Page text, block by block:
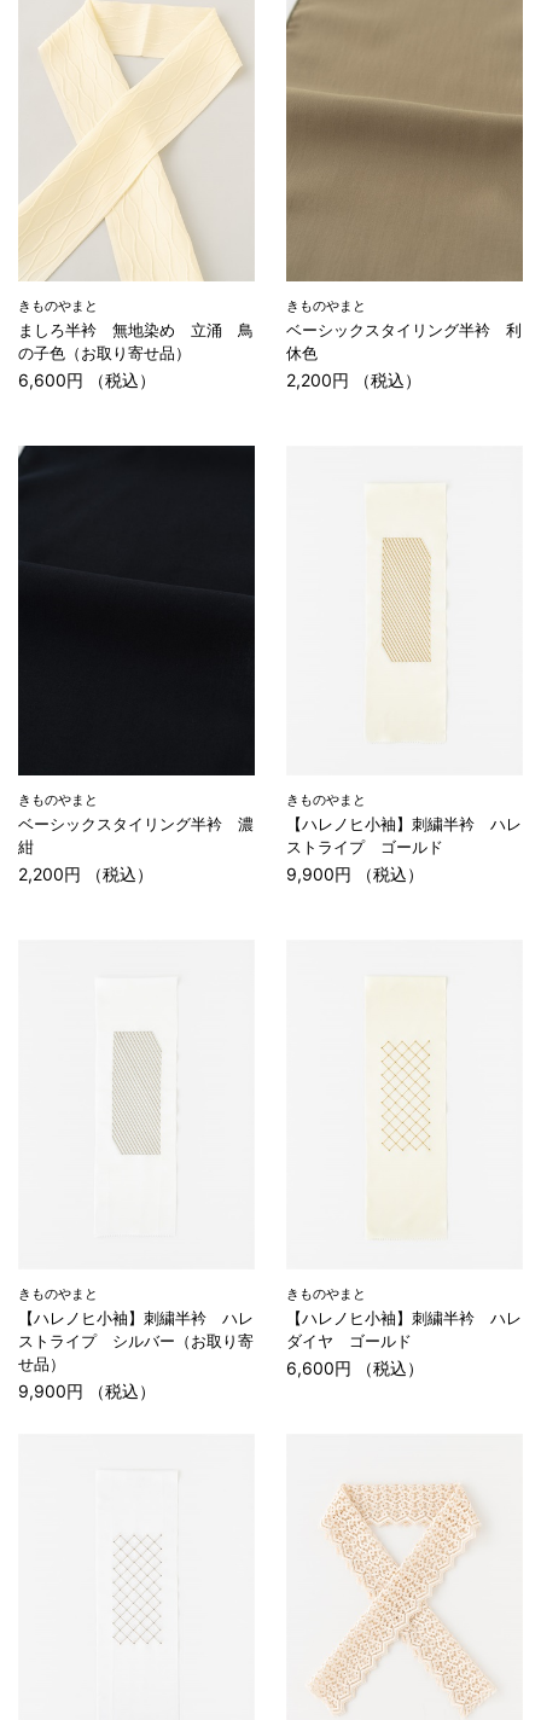
きものやまと
ましろ半衿 無地染め 立涌 鳥
の子色（お取り寄せ品）
6,600円 （税込）
きものやまと
ベーシックスタイリング半衿 利
休色
2,200円 （税込）
きものやまと
ベーシックスタイリング半衿 濃
紺
2,200円 （税込）
きものやまと
【ハレノヒ小袖】刺繍半衿 ハレ
ストライプ ゴールド
9,900円 （税込）
きものやまと
【ハレノヒ小袖】刺繍半衿 ハレ
ストライプ シルバー（お取り寄
せ品）
9,900円 （税込）
きものやまと
【ハレノヒ小袖】刺繍半衿 ハレ
ダイヤ ゴールド
6,600円 （税込）